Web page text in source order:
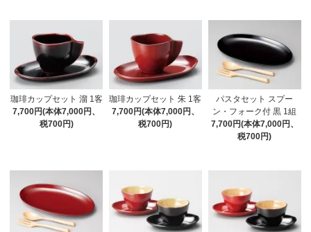
珈琲カップセット 溜 1客
7,700円(本体7,000円、
税700円)
珈琲カップセット 朱 1客
7,700円(本体7,000円、
税700円)
パスタセット スプー
ン・フォーク付 黒 1組
7,700円(本体7,000円、
税700円)